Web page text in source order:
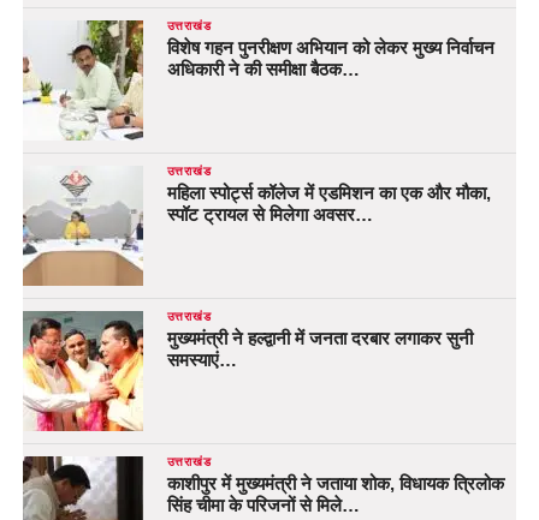
उत्तराखंड
विशेष गहन पुनरीक्षण अभियान को लेकर मुख्य निर्वाचन
अधिकारी ने की समीक्षा बैठक…
उत्तराखंड
महिला स्पोर्ट्स कॉलेज में एडमिशन का एक और मौका,
स्पॉट ट्रायल से मिलेगा अवसर…
उत्तराखंड
मुख्यमंत्री ने हल्द्वानी में जनता दरबार लगाकर सुनी
समस्याएं…
उत्तराखंड
काशीपुर में मुख्यमंत्री ने जताया शोक, विधायक त्रिलोक
सिंह चीमा के परिजनों से मिले…